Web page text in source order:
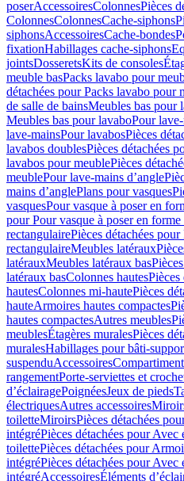
poserAccessoiresColonnesPièces
ColonnesColonnesCache-siphons
siphonsAccessoiresCache-bondes
fixationHabillages cache-siphons
jointsDosseretsKits de consoles
meuble basPacks lavabo pour
détachées pour Packs lavabo pour
de salle de bainsMeubles bas pour
Meubles bas pour lavaboPour
lave-mainsPour lavabosPièces
lavabos doublesPièces détachées
lavabos pour meublePièces
meublePour lave-mains d’angle
mains d’anglePlans pour vasques
vasquesPour vasque à poser en
pour Pour vasque à poser en
rectangulairePièces détachées
rectangulaireMeubles latéraux
latérauxMeubles latéraux bas
latéraux basColonnes hautesPièces
hautesColonnes mi-hautePièces
hauteArmoires hautes compactes
hautes compactesAutres meubles
meublesÉtagères muralesPièces
muralesHabillages pour bâti-
suspenduAccessoires
rangementPorte-serviettes et
d’éclairagePoignéesJeux de pieds
électriquesAutres accessoires
toiletteMiroirsPièces détachées
intégréPièces détachées pour Avec
toilettePièces détachées pour
intégréPièces détachées pour Avec
intégréAccessoiresÉléments